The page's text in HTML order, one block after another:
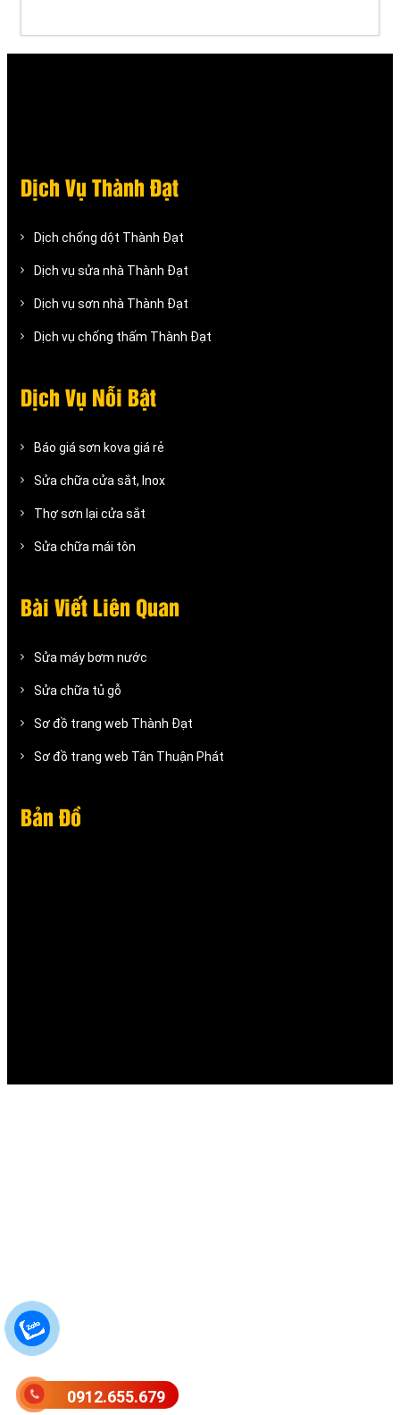
Dịch Vụ Thành Đạt
Dịch chống dột Thành Đạt
Dịch vụ sửa nhà Thành Đạt
Dịch vụ sơn nhà Thành Đạt
Dịch vụ chống thấm Thành Đạt
Dịch Vụ Nỗi Bật
Báo giá sơn kova giá rẻ
Sửa chữa cửa sắt, Inox
Thợ sơn lại cửa sắt
Sửa chữa mái tôn
Bài Viết Liên Quan
Sửa máy bơm nước
Sửa chữa tủ gỗ
Sơ đồ trang web Thành Đạt
Sơ đồ trang web Tân Thuận Phát
Bản Đồ
0912.655.679